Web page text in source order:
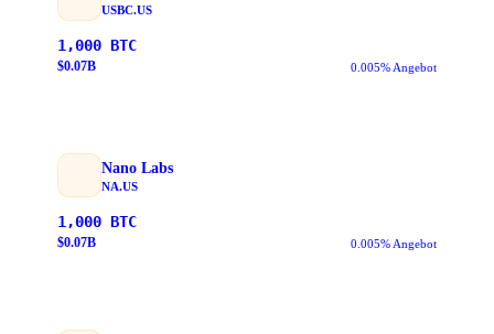
USBC.US
1,000 BTC
$0.07B 0.005% Angebot
Nano Labs
NA.US
1,000 BTC
$0.07B 0.005% Angebot